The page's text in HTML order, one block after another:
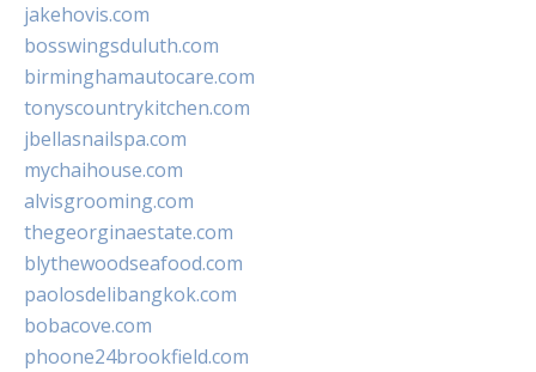
jakehovis.com
bosswingsduluth.com
birminghamautocare.com
tonyscountrykitchen.com
jbellasnailspa.com
mychaihouse.com
alvisgrooming.com
thegeorginaestate.com
blythewoodseafood.com
paolosdelibangkok.com
bobacove.com
phoone24brookfield.com